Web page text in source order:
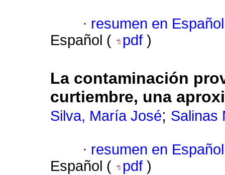
· resumen en Español
Español (
pdf )
La contaminación
curtiembre, una
Silva, María José; Salinas
· resumen en Español
Español (
pdf )